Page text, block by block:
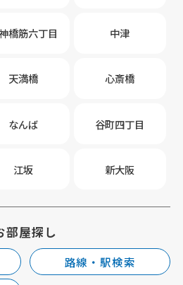
橋筋六丁目 中津
天満橋 心斎橋
なんば 谷町四丁目
江坂 新大阪
部屋探し
路線・駅検索